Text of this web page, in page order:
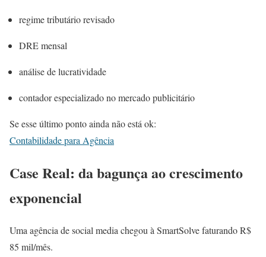
regime tributário revisado
DRE mensal
análise de lucratividade
contador especializado no mercado publicitário
Se esse último ponto ainda não está ok:
Contabilidade para Agência
Case Real: da bagunça ao crescimento
exponencial
Uma agência de social media chegou à SmartSolve faturando R$
85 mil/mês.